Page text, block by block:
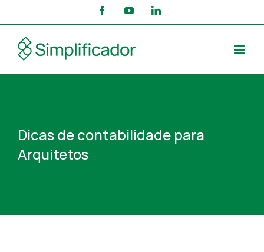
FacebookYouTubeLinkedIn
Dicas de contabilidade para
Arquitetos